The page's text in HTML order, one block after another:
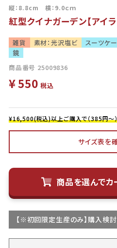
縦：8.8cm 横：9.0ｃｍ
紅型クイナガーデン【アイ
雑貨 素材：光沢塩ビ スーツケ
鏡
商品番号 25009836
¥550 税込
¥16,500(税込)以上ご購入で（385円～
サイズ表を
商品を選んでカ
【※初回限定生産のみ】購入検